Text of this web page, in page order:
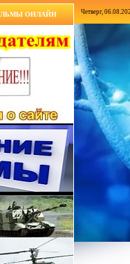
ОНЛАЙН Четверг,